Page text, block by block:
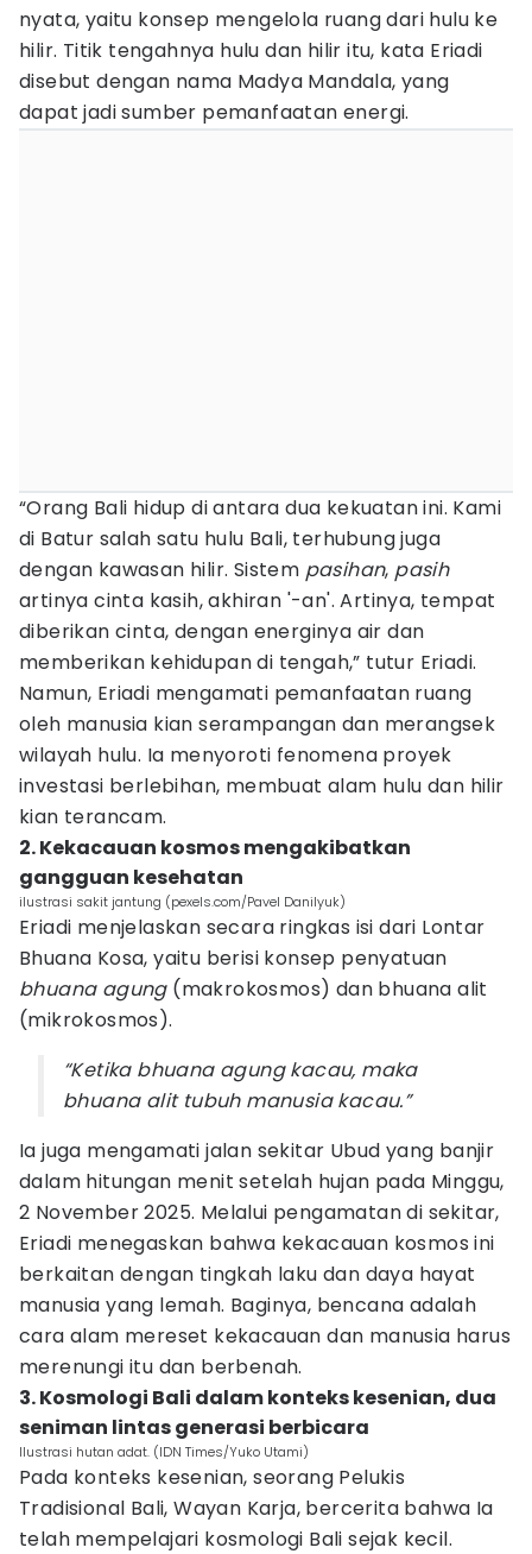
nyata, yaitu konsep mengelola ruang dari hulu ke
hilir. Titik tengahnya hulu dan hilir itu, kata Eriadi
disebut dengan nama Madya Mandala, yang
dapat jadi sumber pemanfaatan energi.
“Orang Bali hidup di antara dua kekuatan ini. Kami
di Batur salah satu hulu Bali, terhubung juga
dengan kawasan hilir. Sistem pasihan, pasih
artinya cinta kasih, akhiran '-an'. Artinya, tempat
diberikan cinta, dengan energinya air dan
memberikan kehidupan di tengah,” tutur Eriadi.
Namun, Eriadi mengamati pemanfaatan ruang
oleh manusia kian serampangan dan merangsek
wilayah hulu. Ia menyoroti fenomena proyek
investasi berlebihan, membuat alam hulu dan hilir
kian terancam.
2. Kekacauan kosmos mengakibatkan
gangguan kesehatan
ilustrasi sakit jantung (pexels.com/Pavel Danilyuk)
Eriadi menjelaskan secara ringkas isi dari Lontar
Bhuana Kosa, yaitu berisi konsep penyatuan
bhuana agung(makrokosmos) dan bhuana alit
(mikrokosmos).
“Ketika bhuana agung kacau, maka
bhuana alit tubuh manusia kacau.”
Ia juga mengamati jalan sekitar Ubud yang banjir
dalam hitungan menit setelah hujan pada Minggu,
2 November 2025. Melalui pengamatan di sekitar,
Eriadi menegaskan bahwa kekacauan kosmos ini
berkaitan dengan tingkah laku dan daya hayat
manusia yang lemah. Baginya, bencana adalah
cara alam mereset kekacauan dan manusia harus
merenungi itu dan berbenah.
3. Kosmologi Bali dalam konteks kesenian, dua
seniman lintas generasi berbicara
Ilustrasi hutan adat. (IDN Times/Yuko Utami)
Pada konteks kesenian, seorang Pelukis
Tradisional Bali, Wayan Karja, bercerita bahwa Ia
telah mempelajari kosmologi Bali sejak kecil.